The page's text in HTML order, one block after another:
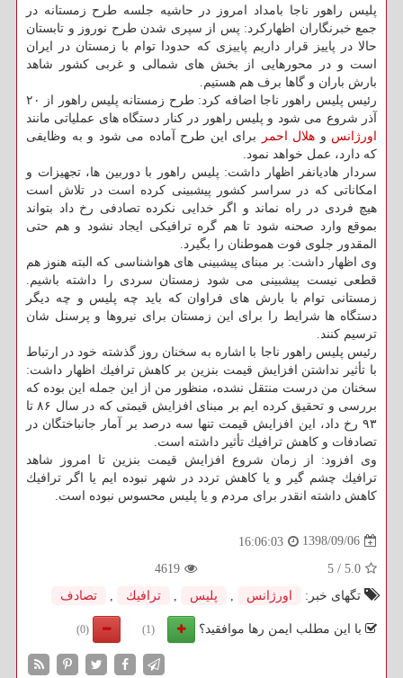
پلیس راهور ناجا بامداد امروز در حاشیه جلسه طرح زمستانه در
جمع خبرنگاران اظهاركرد: پس از سپری شدن طرح نوروز و تابستان
حالا در پاییز قرار داریم پاییزی كه حدودا توام با زمستان در ایران
است و در محورهایی از بخش های شمالی و غربی كشور شاهد
بارش باران و گاها برف هم هستیم.
رئیس پلیس راهور ناجا اضافه كرد: طرح زمستانه پلیس راهور از ۲۰
آذر شروع می شود و پلیس راهور در كنار دستگاه های عملیاتی مانند
اورژانس و هلال احمر
برای این طرح آماده می شود و به وظایفی
كه دارد، عمل خواهد نمود.
سردار هادیانفر اظهار داشت: پلیس راهور با دوربین ها، تجهیزات و
امكاناتی كه در سراسر كشور پیشبینی كرده است در تلاش است
هیچ فردی در راه نماند و اگر خدایی نكرده تصادفی رخ داد بتواند
بموقع وارد صحنه شود تا هم گره ترافیكی ایجاد نشود و هم حتی
المقدور جلوی فوت هموطنان را بگیرد.
وی اظهار داشت: بر مبنای پیشبینی های هواشناسی كه البته هنوز هم
قطعی نیست پیشبینی می شود زمستان سردی را داشته باشیم.
زمستانی توام با بارش های فراوان كه باید چه پلیس و چه دیگر
دستگاه ها شرایط را برای این زمستان برای نیروها و پرسنل شان
ترسیم كنند.
رئیس پلیس راهور ناجا با اشاره به سخنان روز گذشته خود در ارتباط
با تأثیر نداشتن افزایش قیمت بنزین بر كاهش ترافیك اظهار داشت:
سخنان من درست منتقل نشده، منظور من از این جمله این بوده كه
بررسی و تحقیق كرده ایم بر مبنای افزایش قیمتی كه در سال ۸۶ تا
۹۳ رخ داد، این افزایش قیمت تنها سه درصد بر آمار جانباختگان در
تصادفات و كاهش ترافیك تأثیر داشته است.
وی افزود: از زمان شروع افزایش قیمت بنزین تا امروز شاهد
ترافیك چشم گیر و یا كاهش تردد در شهر نبوده ایم یا اگر ترافیك
كاهش داشته انقدر برای مردم و یا پلیس محسوس نبوده است.
1398/09/06
16:06:03
5.0
/
5
4619
تگهای خبر:
اورژانس پلیس ترافیك تصادف
با این مطلب ایمن رها موافقید؟ (1)
(0)